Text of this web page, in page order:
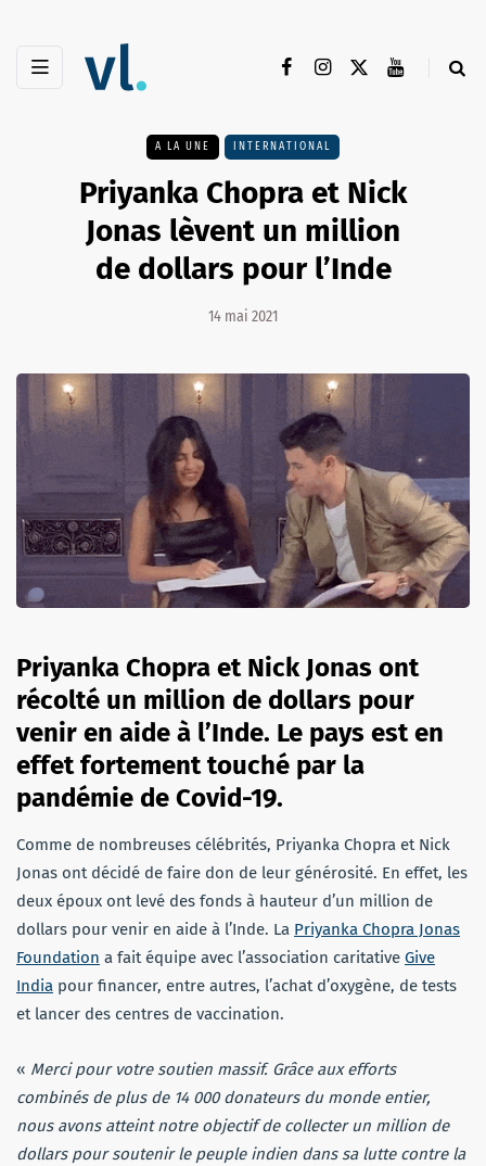
A LA UNE INTERNATIONAL
Priyanka Chopra et Nick
Jonas lèvent un million
de dollars pour l’Inde
14 mai 2021
Priyanka Chopra et Nick Jonas ont
récolté un million de dollars pour
venir en aide à l’Inde. Le pays est en
effet fortement touché par la
pandémie de Covid-19.
Comme de nombreuses célébrités, Priyanka Chopra et Nick
Jonas ont décidé de faire don de leur générosité. En effet, les
deux époux ont levé des fonds à hauteur d’un million de
dollars pour venir en aide à l’Inde. La Priyanka Chopra Jonas
Foundation a fait équipe avec l’association caritative Give
India pour financer, entre autres, l’achat d’oxygène, de tests
et lancer des centres de vaccination.
« Merci pour votre soutien massif. Grâce aux efforts
combinés de plus de 14 000 donateurs du monde entier,
nous avons atteint notre objectif de collecter un million de
dollars pour soutenir le peuple indien dans sa lutte contre la